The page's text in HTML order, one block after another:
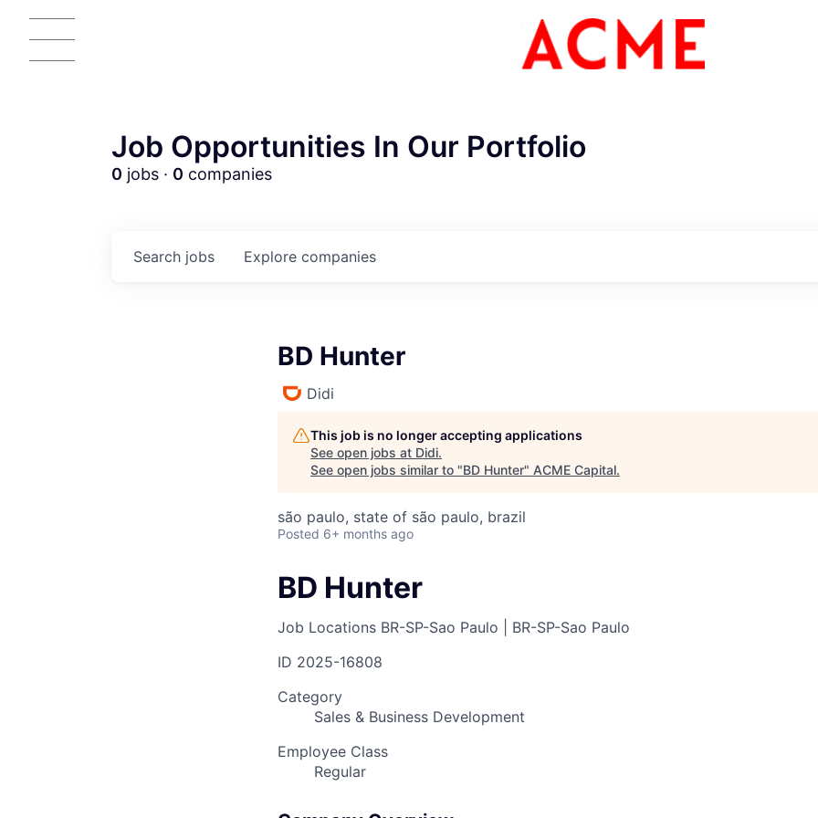
ACME
Job Opportunities In Our Portfolio
0 jobs · 0 companies
Search jobs Explore companies
BD Hunter
Didi
This job is no longer accepting applications
See open jobs at Didi.
See open jobs similar to "BD Hunter" ACME Capital.
são paulo, state of são paulo, brazil
Posted 6+ months ago
BD Hunter
Job Locations BR-SP-Sao Paulo | BR-SP-Sao Paulo
ID 2025-16808
Category
Sales & Business Development
Employee Class
Regular